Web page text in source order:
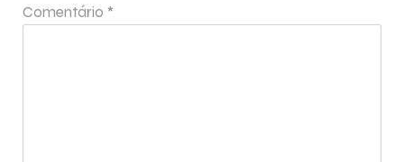
Comentário *